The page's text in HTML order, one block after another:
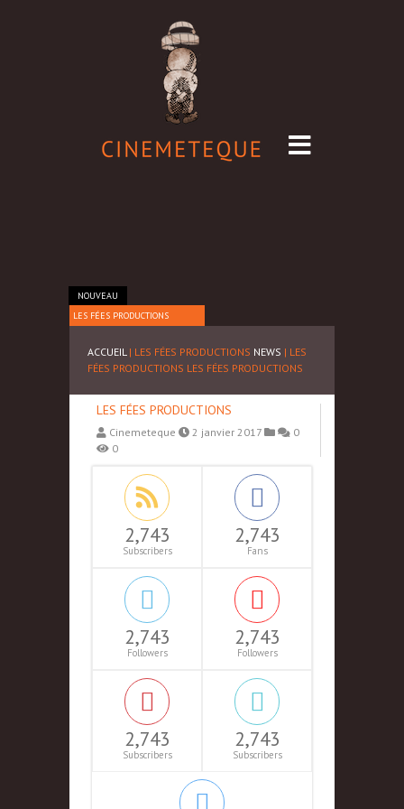
NOUVEAU
LES FÉES PRODUCTIONS
ACCUEIL | LES FÉES PRODUCTIONS NEWS | LES
FÉES PRODUCTIONS LES FÉES PRODUCTIONS
LES FÉES PRODUCTIONS
Cinemeteque 2 janvier 2017
0
0
2,743
Subscribers
2,743
Fans
2,743
Followers
2,743
Followers
2,743
Subscribers
2,743
Subscribers